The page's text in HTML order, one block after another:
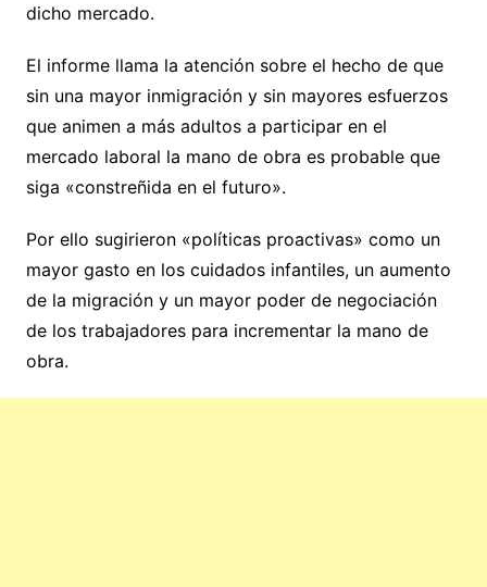
dicho mercado.
El informe llama la atención sobre el hecho de que
sin una mayor inmigración y sin mayores esfuerzos
que animen a más adultos a participar en el
mercado laboral la mano de obra es probable que
siga «constreñida en el futuro».
Por ello sugirieron «políticas proactivas» como un
mayor gasto en los cuidados infantiles, un aumento
de la migración y un mayor poder de negociación
de los trabajadores para incrementar la mano de
obra.